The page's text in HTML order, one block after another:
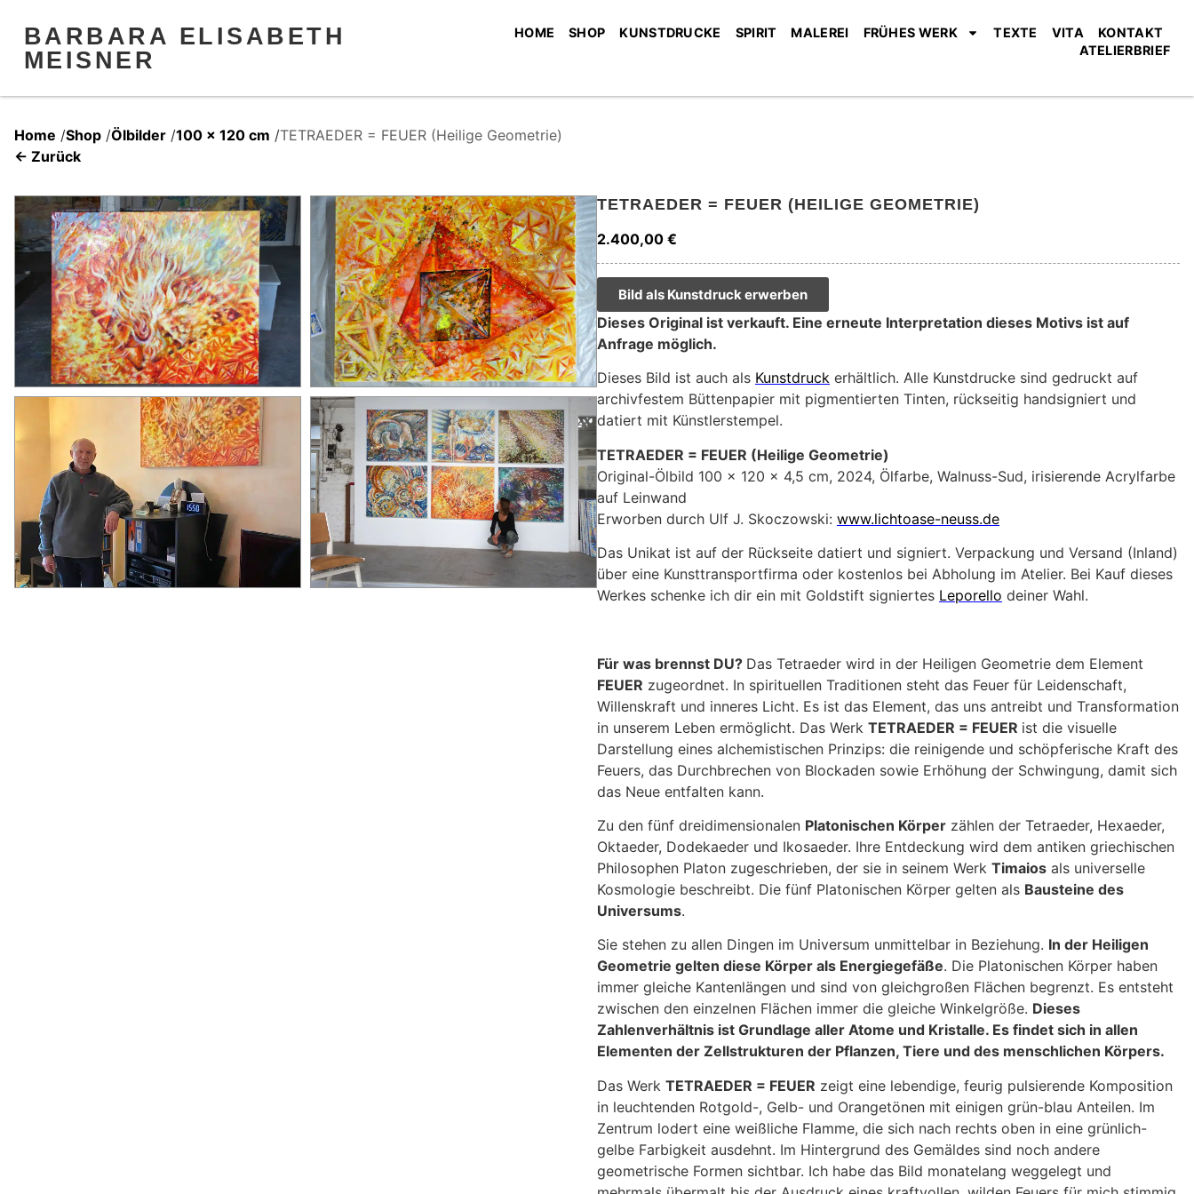
BARBARA ELISABETH
MEISNER
HOME SHOP KUNSTDRUCKE SPIRIT MALEREI FRÜHES WERK TEXTE VITA
KONTAKT
ATELIERBRIEF
Home /Shop /Ölbilder /100 x 120 cm /TETRAEDER = FEUER (Heilige Geometrie)
← Zurück
TETRAEDER = FEUER (HEILIGE GEOMETRIE)
2.400,00 €
Bild als Kunstdruck erwerben
Dieses Original ist verkauft. Eine erneute Interpretation dieses Motivs ist auf
Anfrage möglich.
Dieses Bild ist auch als Kunstdruck erhältlich. Alle Kunstdrucke sind gedruckt auf
archivfestem Büttenpapier mit pigmentierten Tinten, rückseitig handsigniert und
datiert mit Künstlerstempel.
TETRAEDER = FEUER (Heilige Geometrie)
Original-Ölbild 100 x 120 x 4,5 cm, 2024, Ölfarbe, Walnuss-Sud, irisierende Acrylfarbe
auf Leinwand
Erworben durch Ulf J. Skoczowski: www.lichtoase-neuss.de
Das Unikat ist auf der Rückseite datiert und signiert. Verpackung und Versand (Inland)
über eine Kunsttransportfirma oder kostenlos bei Abholung im Atelier. Bei Kauf dieses
Werkes schenke ich dir ein mit Goldstift signiertes Leporello deiner Wahl.
Für was brennst DU? Das Tetraeder wird in der Heiligen Geometrie dem Element
FEUER zugeordnet. In spirituellen Traditionen steht das Feuer für Leidenschaft,
Willenskraft und inneres Licht. Es ist das Element, das uns antreibt und Transformation
in unserem Leben ermöglicht. Das Werk TETRAEDER = FEUER ist die visuelle
Darstellung eines alchemistischen Prinzips: die reinigende und schöpferische Kraft des
Feuers, das Durchbrechen von Blockaden sowie Erhöhung der Schwingung, damit sich
das Neue entfalten kann.
Zu den fünf dreidimensionalen Platonischen Körper zählen der Tetraeder, Hexaeder,
Oktaeder, Dodekaeder und Ikosaeder. Ihre Entdeckung wird dem antiken griechischen
Philosophen Platon zugeschrieben, der sie in seinem Werk Timaios als universelle
Kosmologie beschreibt. Die fünf Platonischen Körper gelten als Bausteine des
Universums.
Sie stehen zu allen Dingen im Universum unmittelbar in Beziehung. In der Heiligen
Geometrie gelten diese Körper als Energiegefäße. Die Platonischen Körper haben
immer gleiche Kantenlängen und sind von gleichgroßen Flächen begrenzt. Es entsteht
zwischen den einzelnen Flächen immer die gleiche Winkelgröße. Dieses
Zahlenverhältnis ist Grundlage aller Atome und Kristalle. Es findet sich in allen
Elementen der Zellstrukturen der Pflanzen, Tiere und des menschlichen Körpers.
Das Werk TETRAEDER = FEUER zeigt eine lebendige, feurig pulsierende Komposition
in leuchtenden Rotgold-, Gelb- und Orangetönen mit einigen grün-blau Anteilen. Im
Zentrum lodert eine weißliche Flamme, die sich nach rechts oben in eine grünlich-
gelbe Farbigkeit ausdehnt. Im Hintergrund des Gemäldes sind noch andere
geometrische Formen sichtbar. Ich habe das Bild monatelang weggelegt und